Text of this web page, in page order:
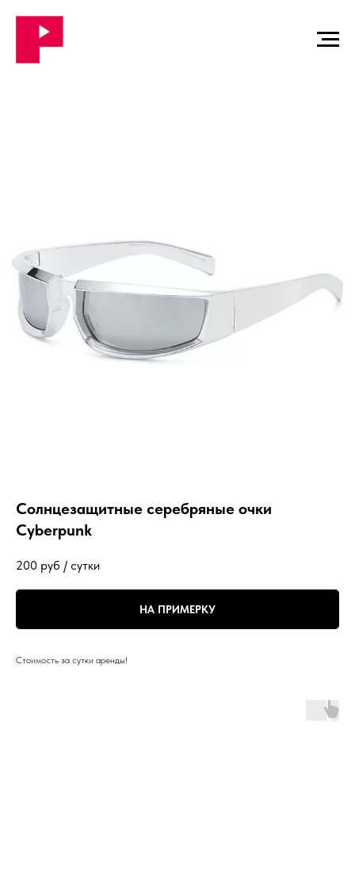
Солнцезащитные серебряные очки
Cyberpunk
200 руб / сутки
НА ПРИМЕРКУ
Стоимость за сутки аренды!